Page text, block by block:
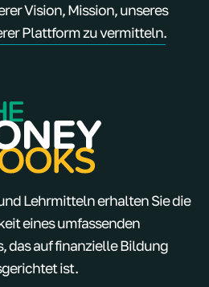
Vision, Mission, unseres
Plattform zu vermitteln.
Lehrmitteln erhalten Sie die
eines umfassenden
das auf finanzielle Bildung
ist.